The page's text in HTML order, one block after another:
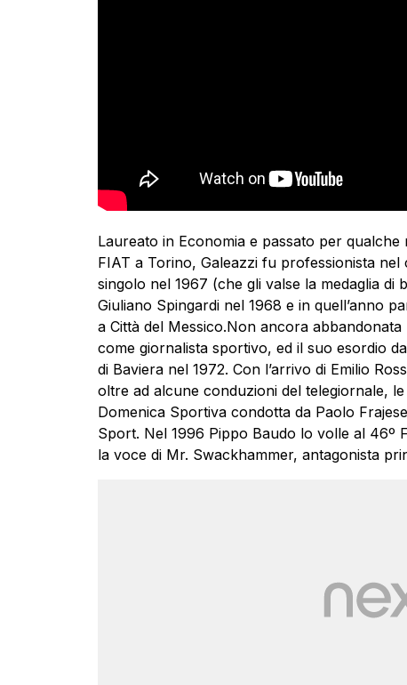
Laureato in Economia e passato per
FIAT a Torino, Galeazzi fu professionista
singolo nel 1967 (che gli valse la medaglia
Giuliano Spingardi nel 1968 e in quell’anno
a Città del Messico.Non ancora
come giornalista sportivo, ed il suo esordio
di Baviera nel 1972. Con l’arrivo di Emilio
oltre ad alcune conduzioni del telegiornale,
Domenica Sportiva condotta da Paolo
Sport. Nel 1996 Pippo Baudo lo volle al 46º
la voce di Mr. Swackhammer, antagonista